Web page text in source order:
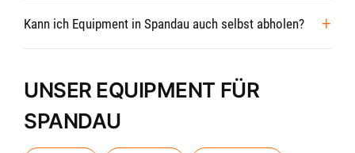
Kann ich Equipment in Spandau auch selbst abholen?
UNSER EQUIPMENT FÜR
SPANDAU